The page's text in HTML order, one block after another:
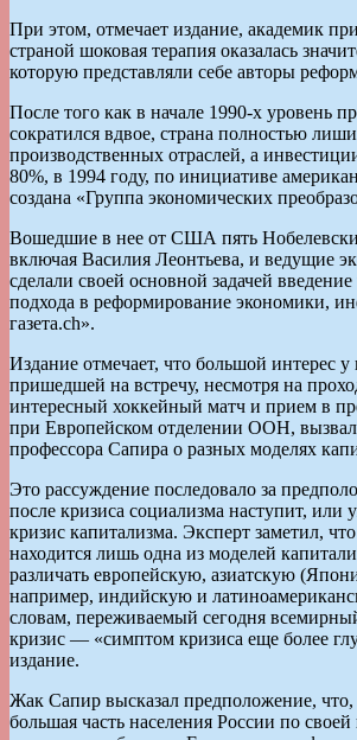
При этом, отмечает издание, академик
страной шоковая терапия оказалась
которую представляли себе авторы
После того как в начале 1990-х уровень
сократился вдвое, страна полностью
производственных отраслей, а
80%, в 1994 году, по инициативе
создана «Группа экономических
Вошедшие в нее от США пять
включая Василия Леонтьева, и ведущие
сделали своей основной задачей введение
подхода в реформирование экономики,
газета.ch».
Издание отмечает, что большой интерес у
пришедшей на встречу, несмотря на
интересный хоккейный матч и прием в
при Европейском отделении ООН,
профессора Сапира о разных моделях
Это рассуждение последовало за
после кризиса социализма наступит, или
кризис капитализма. Эксперт заметил,
находится лишь одна из моделей
различать европейскую, азиатскую
например, индийскую и
словам, переживаемый сегодня
кризис — «симптом кризиса еще более
издание.
Жак Сапир высказал предположение, что,
большая часть населения России по своей